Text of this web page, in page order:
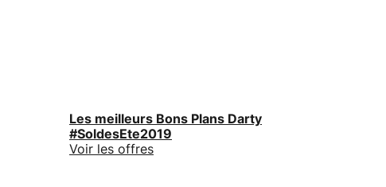
Les meilleurs Bons Plans Darty
#SoldesEte2019
Voir les offres